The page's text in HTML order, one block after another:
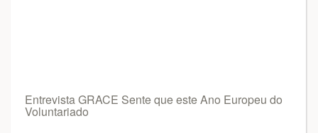
Entrevista GRACE Sente que este Ano Europeu do
Voluntariado